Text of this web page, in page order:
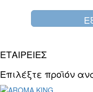
ΕΤΑΙΡΕΙΕΣ
Επιλέξτε προϊόν